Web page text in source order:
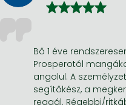
Bő 1 éve
Prosperotól
angolul. A
segítőkész, a
reagál. Régebbi/